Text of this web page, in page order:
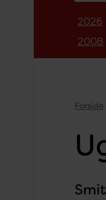
2026
2008
Forside